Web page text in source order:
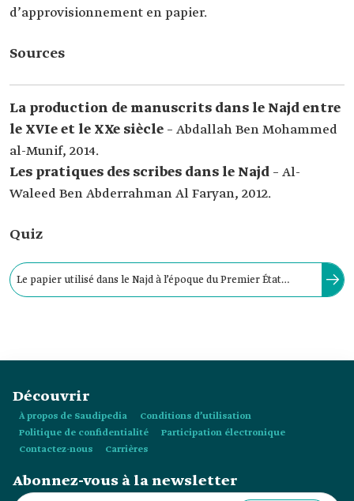
d’approvisionnement en papier.
Sources
La production de manuscrits dans le Najd entre
le XVIe et le XXe siècle – Abdallah Ben Mohammed
al-Munif, 2014.
Les pratiques des scribes dans le Najd – Al-
Waleed Ben Abderrahman Al Faryan, 2012.
Quiz
Le papier utilisé dans le Najd à l’époque du Premier État
Découvrir
À propos de Saudipedia
Conditions d’utilisation
Politique de confidentialité
Participation électronique
Contactez-nous
Carrières
Abonnez-vous à la newsletter